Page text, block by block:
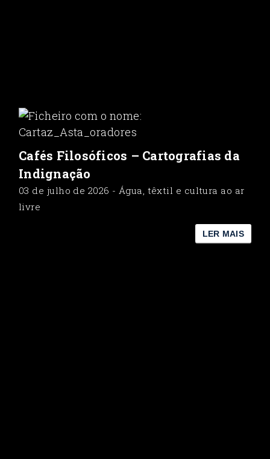
Cafés Filosóficos – Cartografias da
Indignação
03 de julho de 2026 - Água, têxtil e cultura ao ar
livre
LER MAIS